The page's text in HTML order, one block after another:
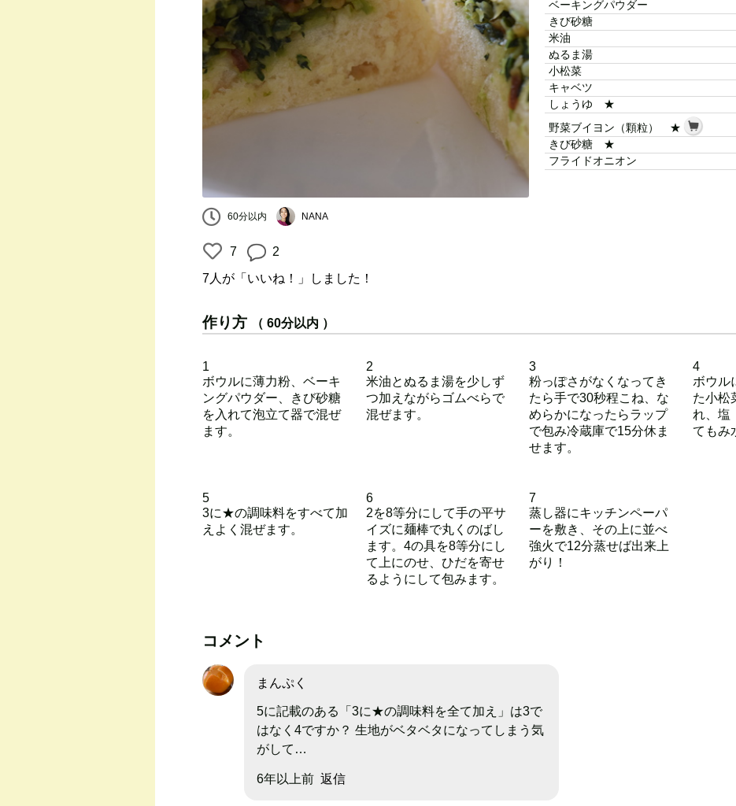
60分以内 NANA
7 2
7人 が「いいね！」しました！
ベーキングパウダー
きび砂糖
米油
ぬるま湯
小松菜
キャベツ
しょうゆ ★
野菜ブイヨン（顆粒） ★
きび砂糖 ★
フライドオニオン
作り方 （ 60分以内 ）
1
ボウルに薄力粉、ベーキ
ングパウダー、きび砂糖
を入れて泡立て器で混ぜ
ます。
2
米油とぬるま湯を少しず
つ加えながらゴムべらで
混ぜます。
3
粉っぽさがなくなってき
たら手で30秒程こね、な
めらかになったらラップ
で包み冷蔵庫で15分休ま
せます。
4
ボウル
た小松
れ、塩
てもみ
5
3に★の調味料をすべて加
えよく混ぜます。
6
2を8等分にして手の平サ
イズに麺棒で丸くのばし
ます。4の具を8等分にし
て上にのせ、ひだを寄せ
るようにして包みます。
7
蒸し器にキッチンペーパ
ーを敷き、その上に並べ
強火で12分蒸せば出来上
がり！
コメント
まんぷく
5に記載のある「3に★の調味料を全て加え」は3で
はなく4ですか？ 生地がベタベタになってしまう気
がして…
6年以上前 返信